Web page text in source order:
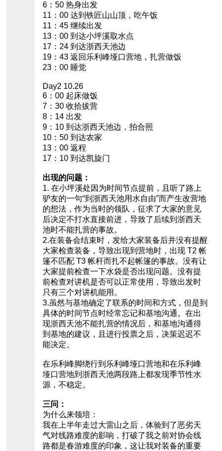
6：50 热身出发
11：00 达到铁匠山山顶，吃午饭
11：45 继续出发
13：00 到达小坪溪取水点
17：24 到达浙西天池边
19：43 返回乐利峰垭口营地，扎营做饭
23：00 睡觉
Day2 10.26
6：00 起床做饭
7：30 收拾拔营
8：14 出发
9：10 到达浙西天池边，拍合照
10：50 到达农家
13：00 返程
17：10 到达凯旋门
出现的问题：
1. 在小坪溪处因为时间节点提前，且听了路上
驴友的一句“到浙西天池用水自由”而产生改营地
的想法，作为当时的领队，征求了大家的意见
后决定不打水直接前进，导致了后续到浙西天
池时不能扎营的事故。
2.在装备会结束时，发给大家装备后并没有提醒
大家检查装备，导致出现到营地时，出现 T2 帐
篷不匹配 T3 帐杆而扎不起帐篷的事故。没有让
大家提前检查一下水袋是否出现问题。没有提
前检查对讲机是否可以正常使用，导致出发时
只有三个对讲机能用。
3.虽然与基地确定了联系的时间和方式，但是到
具体的时间节点时经常忘记和基地沟通。在出
现浙西天池不能扎营的情况后，和基地沟通得
到基地的建议，且进行投票之后，决策迟迟不
能决定。
在乐利峰脚绕行到乐利峰垭口营地和在乐利峰
垭口营地到浙西天池两段路上都发现季节性水
源，不稳定。
三问：
为什么来领培：
我在上半年走过大雷山之后，体验到了恶劣天
气对线路难度的影响，打破了我之前对协会线
路都是春游难度的印象，这让我对装备的重要